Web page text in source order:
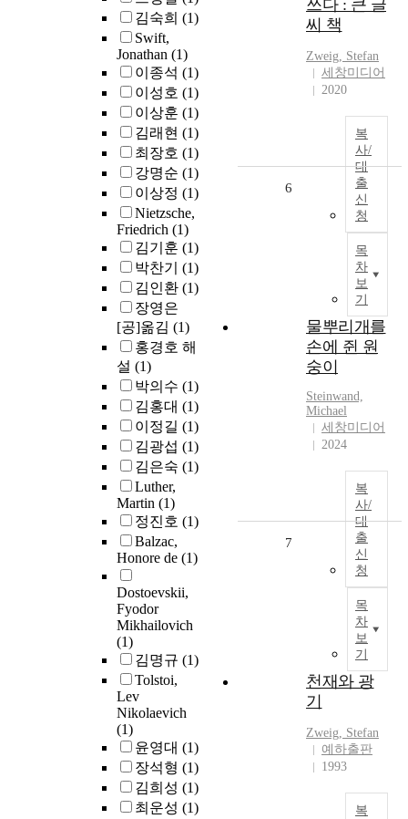
김숙희 (1)
Swift,
Jonathan (1)
이종석 (1)
이성호 (1)
이상훈 (1)
김래현 (1)
최장호 (1)
강명순 (1)
이상정 (1)
Nietzsche,
Friedrich (1)
김기훈 (1)
박찬기 (1)
김인환 (1)
장영은
[공]옮김 (1)
홍경호 해
설 (1)
박의수 (1)
김홍대 (1)
이정길 (1)
김광섭 (1)
김은숙 (1)
Luther,
Martin (1)
정진호 (1)
Balzac,
Honore de (1)
Dostoevskii,
Fyodor
Mikhailovich
(1)
김명규 (1)
Tolstoi,
Lev
Nikolaevich
(1)
윤영대 (1)
장석형 (1)
김희성 (1)
최운성 (1)
쓰다 : 큰 글
씨 책
Zweig, Stefan
세창미디어
2020
복
사/
대
출
신
청
목
차
보
기
6
물뿌리개를
손에 쥔 원
숭이
Steinwand,
Michael
세창미디어
2024
복
사/
대
출
신
청
목
차
보
기
7
천재와 광
기
Zweig, Stefan
예하출판
1993
복